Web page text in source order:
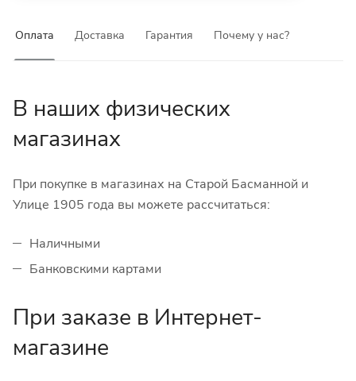
Оплата Доставка Гарантия Почему у нас?
В наших физических
магазинах
При покупке в магазинах на Старой Басманной и
Улице 1905 года вы можете рассчитаться:
Наличными
Банковскими картами
При заказе в Интернет-
магазине